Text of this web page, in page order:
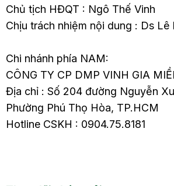
Chủ tịch HĐQT : Ngô Thế Vinh
Chịu trách nhiệm nội dung : Ds Lê
Chi nhánh phía NAM:
CÔNG TY CP DMP VINH GIA
Địa chỉ : Số 204 đường Nguyễn
Phường Phú Thọ Hòa, TP.HCM
Hotline CSKH : 0904.75.8181